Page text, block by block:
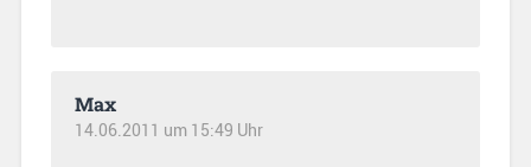
Max
14.06.2011 um 15:49 Uhr